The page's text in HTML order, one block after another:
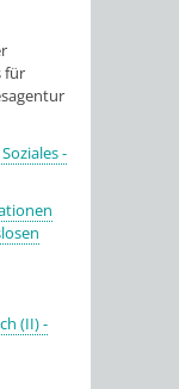
für
-
(II) -